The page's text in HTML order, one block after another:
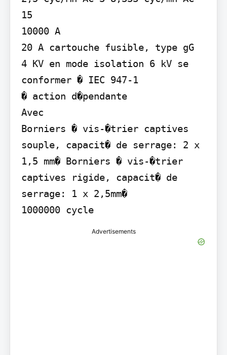
15
10000 A
20 A cartouche fusible, type gG
4 KV en mode isolation 6 kV se
conformer � IEC 947-1
� action d�pendante
Avec
Borniers � vis-�trier captives
souple, capacit� de serrage: 2 x
1,5 mm� Borniers � vis-�trier
captives rigide, capacit� de
serrage: 1 x 2,5mm�
1000000 cycle
Advertisements